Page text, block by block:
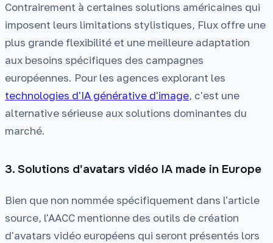
Contrairement à certaines solutions américaines qui
imposent leurs limitations stylistiques, Flux offre une
plus grande flexibilité et une meilleure adaptation
aux besoins spécifiques des campagnes
européennes. Pour les agences explorant les
technologies d'IA générative d'image, c'est une
alternative sérieuse aux solutions dominantes du
marché.
3. Solutions d'avatars vidéo IA made in Europe
Bien que non nommée spécifiquement dans l'article
source, l'AACC mentionne des outils de création
d'avatars vidéo européens qui seront présentés lors